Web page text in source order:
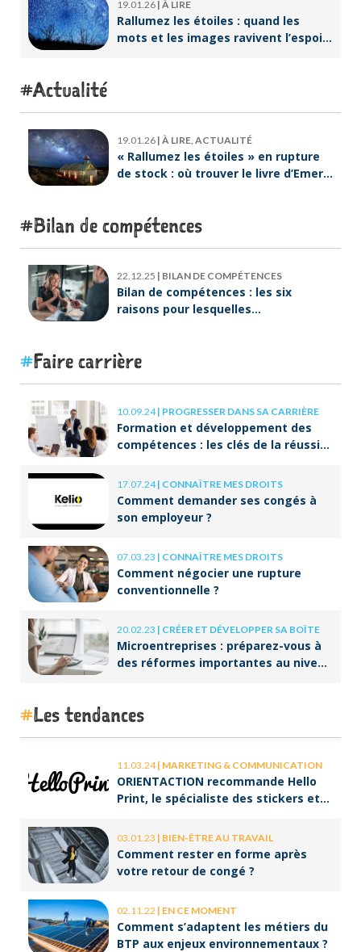
19.01.26 | À LIRE
Rallumez les étoiles : quand les
mots et les images ravivent l’espoir
Actualité
19.01.26 | À LIRE, ACTUALITÉ
« Rallumez les étoiles » en rupture
de stock : où trouver le livre d’Emeric
Bilan de compétences
22.12.25 | BILAN DE COMPÉTENCES
Bilan de compétences : les six
raisons pour lesquelles
Faire carrière
10.09.24| PROGRESSER DANS SA CARRIÈRE
Formation et développement des
compétences : les clés de la réussite
17.07.24| CONNAÎTRE MES DROITS
Comment demander ses congés à
son employeur ?
07.03.23 | CONNAÎTRE MES DROITS
Comment négocier une rupture
conventionnelle ?
20.02.23 | CRÉER ET DÉVELOPPER SA BOÎTE
Microentreprises : préparez-vous à
des réformes importantes au niveau
Les tendances
11.03.24| MARKETING & COMMUNICATION
ORIENTACTION recommande Hello
Print, le spécialiste des stickers et
03.01.23 | BIEN-ÊTRE AU TRAVAIL
Comment rester en forme après
votre retour de congé ?
02.11.22 | EN CE MOMENT
Comment s’adaptent les métiers du
BTP aux enjeux environnementaux ?